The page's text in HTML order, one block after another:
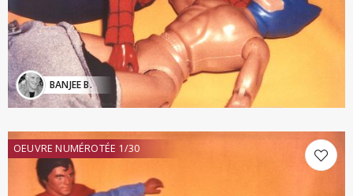
BANJEE B.
OEUVRE NUMÉROTÉE 1/30